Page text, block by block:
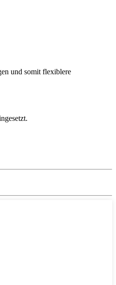
und somit flexiblere